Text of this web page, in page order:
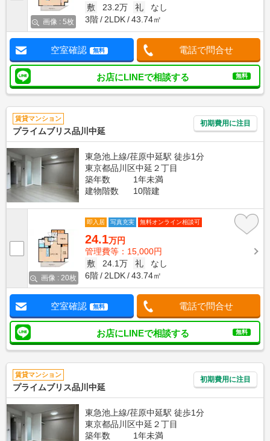
画像 : 5枚
敷
23.2万 礼
なし
3階
2LDK 43.74㎡
空室確認 無料 電話で問合せ
お店にLINEで相談する 無料
賃貸マンション
プライムブリス品川中延
初期費用に注目
東急池上線/荏原中延駅 徒歩1分
東京都品川区中延２丁目
築年数
1年未満
建物階数
10階建
画像 : 20枚
即入居 写真充実 無料オンライン相談可
24.1万円
管理費等：15,000円
敷
24.1万 礼
なし
6階
2LDK 43.74㎡
空室確認 無料 電話で問合せ
お店にLINEで相談する 無料
賃貸マンション
プライムブリス品川中延
初期費用に注目
東急池上線/荏原中延駅 徒歩1分
東京都品川区中延２丁目
築年数
1年未満